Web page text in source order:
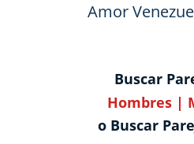
Amor
Buscar
Hombres |
o Buscar